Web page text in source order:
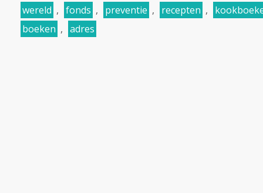
wereld , fonds , preventie , recepten ,
boeken , adres